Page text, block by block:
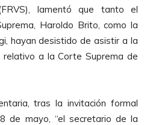
lamentó que tanto el
Haroldo Brito, como la
hayan desistido de asistir a la
a la Corte Suprema de
tras la invitación formal
de mayo, “el secretario de la